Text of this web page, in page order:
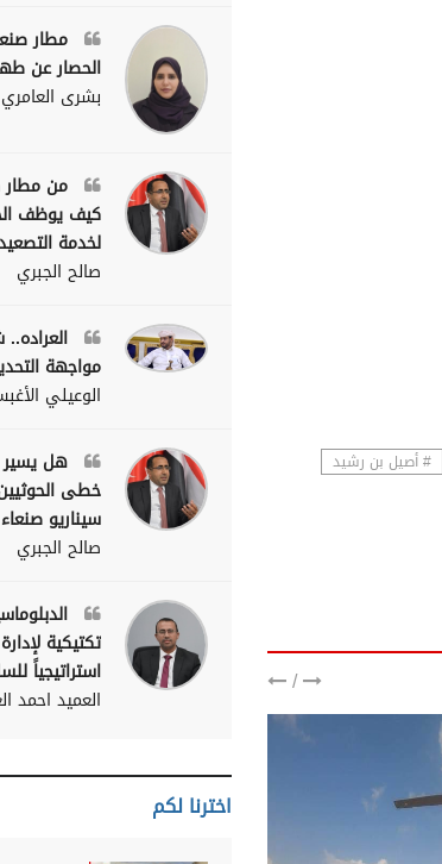
# أصيل بن رشيد
/
مطار
الحصار عن
بشرى العامري
من مطار
كيف يوظف
لخدمة
صالح الجبري
مواجهة
الوعيلي
هل يسير
خطى
سيناريو
صالح الجبري
تكتيكية
استراتيجياً
العميد احمد
اخترنا لكم